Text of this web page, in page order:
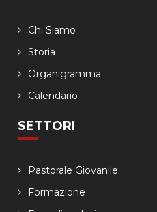
Chi Siamo
Storia
Organigramma
Calendario
SETTORI
Pastorale Giovanile
Formazione